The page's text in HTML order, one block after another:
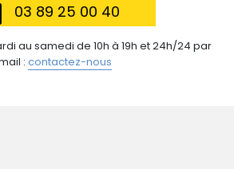
03 89 25 00 40
au samedi de 10h à 19h et 24h/24 par
: contactez-nous